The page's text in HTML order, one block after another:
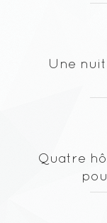
Une
Quatre